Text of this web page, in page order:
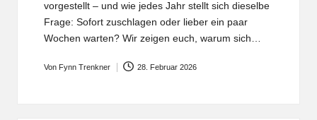
vorgestellt – und wie jedes Jahr stellt sich dieselbe
Frage: Sofort zuschlagen oder lieber ein paar
Wochen warten? Wir zeigen euch, warum sich…
Posted
Von Fynn Trenkner 28. Februar 2026